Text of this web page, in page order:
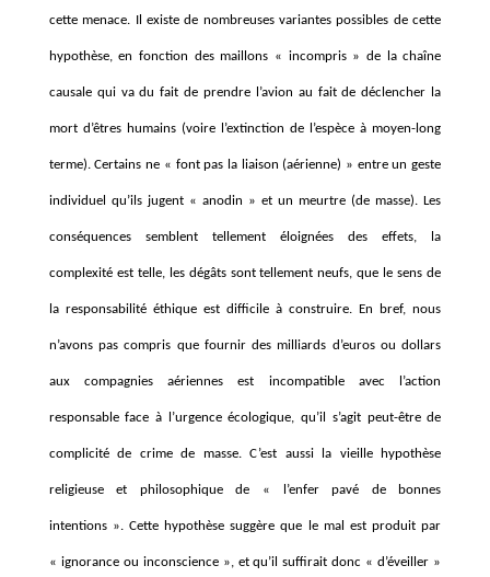
cette menace. Il existe de nombreuses variantes possibles de cette
hypothèse, en fonction des maillons « incompris » de la chaîne
causale qui va du fait de prendre l’avion au fait de déclencher la
mort d’êtres humains (voire l’extinction de l’espèce à moyen-long
terme). Certains ne « font pas la liaison (aérienne) » entre un geste
individuel qu’ils jugent « anodin » et un meurtre (de masse). Les
conséquences semblent tellement éloignées des effets, la
complexité est telle, les dégâts sont tellement neufs, que le sens de
la responsabilité éthique est difficile à construire. En bref, nous
n’avons pas compris que fournir des milliards d’euros ou dollars
aux compagnies aériennes est incompatible avec l’action
responsable face à l’urgence écologique, qu’il s’agit peut-être de
complicité de crime de masse. C’est aussi la vieille hypothèse
religieuse et philosophique de « l’enfer pavé de bonnes
intentions ». Cette hypothèse suggère que le mal est produit par
« ignorance ou inconscience », et qu’il suffirait donc « d’éveiller »